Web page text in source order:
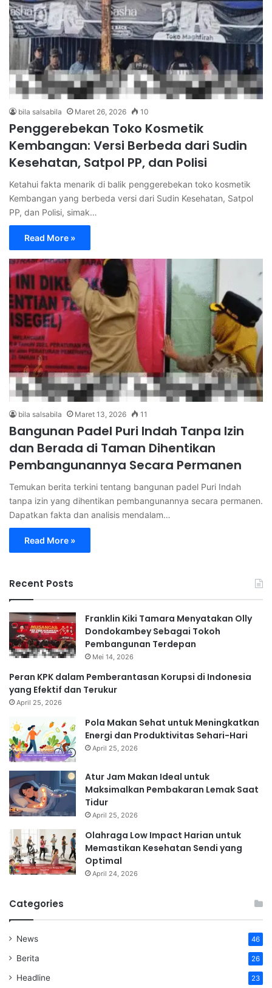
bila salsabila Maret 26, 2026 10
Penggerebekan Toko Kosmetik
Kembangan: Versi Berbeda dari Sudin
Kesehatan, Satpol PP, dan Polisi
Ketahui fakta menarik di balik penggerebekan toko kosmetik
Kembangan yang berbeda versi dari Sudin Kesehatan, Satpol
PP, dan Polisi, simak…
Read More »
bila salsabila Maret 13, 2026 11
Bangunan Padel Puri Indah Tanpa Izin
dan Berada di Taman Dihentikan
Pembangunannya Secara Permanen
Temukan berita terkini tentang bangunan padel Puri Indah
tanpa izin yang dihentikan pembangunannya secara permanen.
Dapatkan fakta dan analisis mendalam…
Read More »
Recent Posts
Franklin Kiki Tamara Menyatakan Olly
Dondokambey Sebagai Tokoh
Pembangunan Terdepan
Mei 14, 2026
Peran KPK dalam Pemberantasan Korupsi di Indonesia
yang Efektif dan Terukur
April 25, 2026
Pola Makan Sehat untuk Meningkatkan
Energi dan Produktivitas Sehari-Hari
April 25, 2026
Atur Jam Makan Ideal untuk
Maksimalkan Pembakaran Lemak Saat
Tidur
April 25, 2026
Olahraga Low Impact Harian untuk
Memastikan Kesehatan Sendi yang
Optimal
April 24, 2026
Categories
News 46
Berita 26
Headline 23